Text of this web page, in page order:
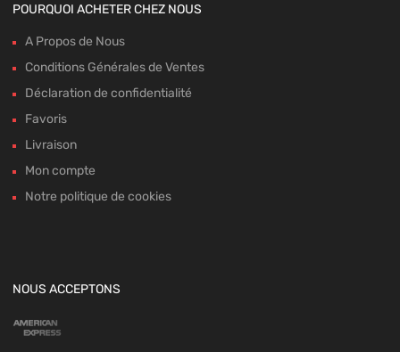
POURQUOI ACHETER CHEZ NOUS
A Propos de Nous
Conditions Générales de Ventes
Déclaration de confidentialité
Favoris
Livraison
Mon compte
Notre politique de cookies
NOUS ACCEPTONS